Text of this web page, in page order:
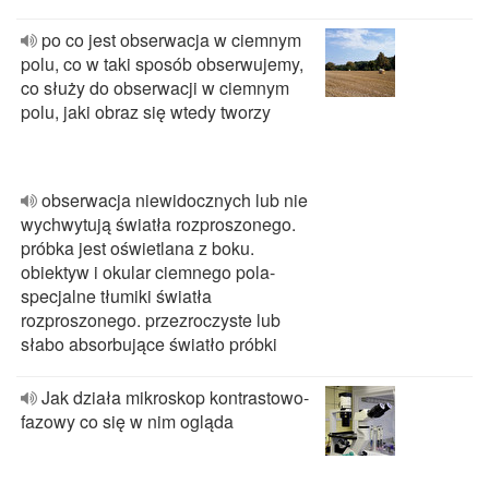
po co jest obserwacja w ciemnym
polu, co w taki sposób obserwujemy,
co służy do obserwacji w ciemnym
polu, jaki obraz się wtedy tworzy
obserwacja niewidocznych lub nie
wychwytują światła rozproszonego.
próbka jest oświetlana z boku.
obiektyw i okular ciemnego pola-
specjalne tłumiki światła
rozproszonego. przezroczyste lub
słabo absorbujące światło próbki
Jak działa mikroskop kontrastowo-
fazowy co się w nim ogląda